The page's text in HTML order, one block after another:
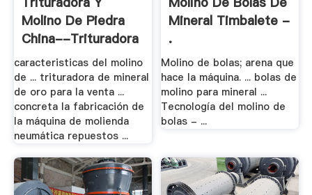
Molino De Piedra
China--trituradora
.
caracteristicas del molino
de ... trituradora de mineral
de oro para la venta ...
concreta la fabricación de
la máquina de molienda
neumática repuestos ...
Mineral Timbalete -
.
Molino de bolas; arena que
hace la máquina. ... bolas de
molino para mineral ...
Tecnología del molino de
bolas - ...